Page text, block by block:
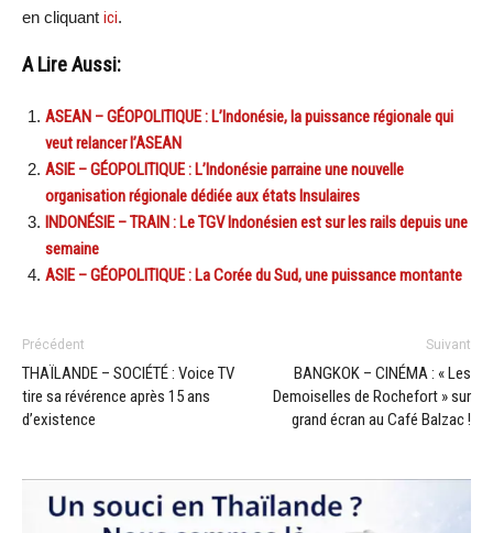
en cliquant ici.
A Lire Aussi:
ASEAN – GÉOPOLITIQUE : L’Indonésie, la puissance régionale qui
veut relancer l’ASEAN
ASIE – GÉOPOLITIQUE : L’Indonésie parraine une nouvelle
organisation régionale dédiée aux états Insulaires
INDONÉSIE – TRAIN : Le TGV Indonésien est sur les rails depuis une
semaine
ASIE – GÉOPOLITIQUE : La Corée du Sud, une puissance montante
Précédent
THAÏLANDE – SOCIÉTÉ : Voice TV
tire sa révérence après 15 ans
d’existence
Suivant
BANGKOK – CINÉMA : « Les
Demoiselles de Rochefort » sur
grand écran au Café Balzac !